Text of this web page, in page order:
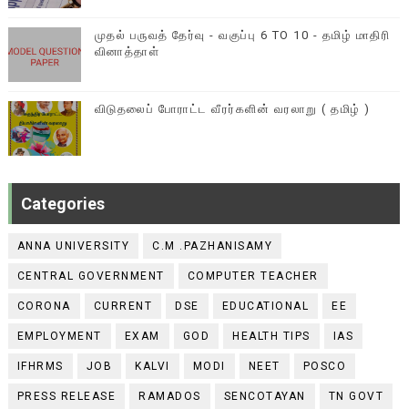
முதல் பருவத் தேர்வு - வகுப்பு 6 TO 10 - தமிழ் மாதிரி
வினாத்தாள்
விடுதலைப் போராட்ட வீரர்களின் வரலாறு ( தமிழ் )
Categories
ANNA UNIVERSITY C.M .PAZHANISAMY
CENTRAL GOVERNMENT COMPUTER TEACHER
CORONA CURRENT DSE EDUCATIONAL EE
EMPLOYMENT EXAM GOD HEALTH TIPS IAS
IFHRMS JOB KALVI MODI NEET POSCO
PRESS RELEASE RAMADOS SENCOTAYAN TN GOVT